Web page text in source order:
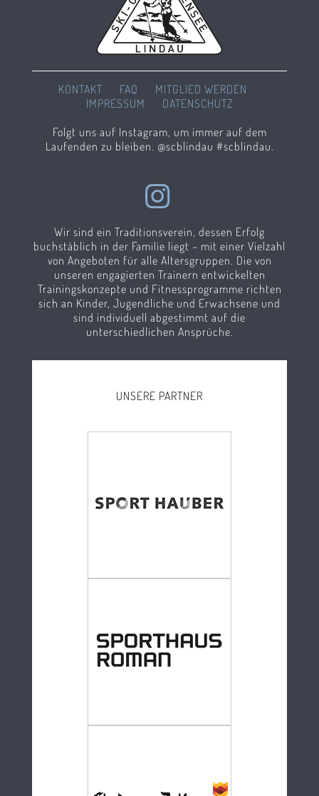
KONTAKT FAQ
MITGLIED WERDEN
IMPRESSUM
DATENSCHUTZ
Folgt uns auf Instagram, um immer auf dem
Laufenden zu bleiben. @scblindau #scblindau.
Wir sind ein Traditionsverein, dessen Erfolg
buchstäblich in der Familie liegt – mit einer Vielzahl
von Angeboten für alle Altersgruppen. Die von
unseren engagierten Trainern entwickelten
Trainingskonzepte und Fitnessprogramme richten
sich an Kinder, Jugendliche und Erwachsene und
sind individuell abgestimmt auf die
unterschiedlichen Ansprüche.
UNSERE PARTNER